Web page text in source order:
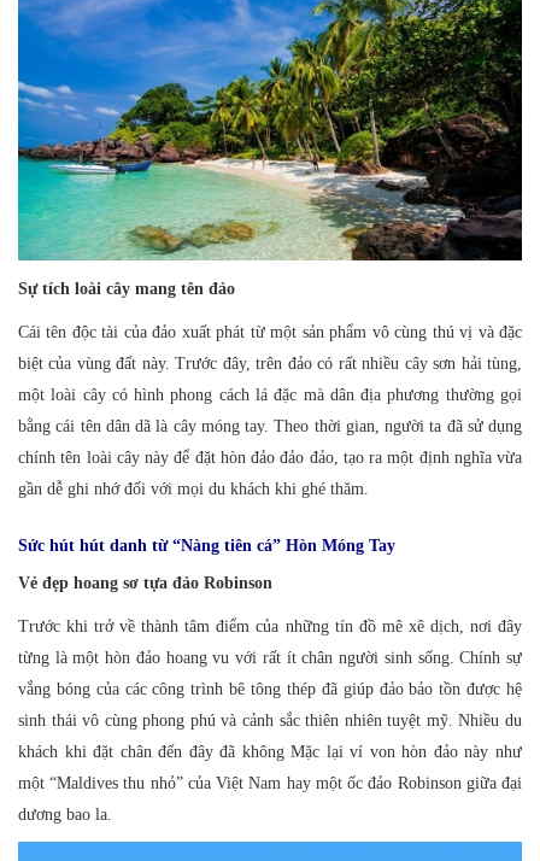
Sự tích loài cây mang tên đảo
Cái tên độc tài của đảo xuất phát từ một sản phẩm vô cùng thú vị và đặc
biệt của vùng đất này. Trước đây, trên đảo có rất nhiều cây sơn hải tùng,
một loài cây có hình phong cách lá đặc mà dân địa phương thường gọi
bằng cái tên dân dã là cây móng tay. Theo thời gian, người ta đã sử dụng
chính tên loài cây này để đặt hòn đảo đảo đảo, tạo ra một định nghĩa vừa
gần dễ ghi nhớ đối với mọi du khách khi ghé thăm.
Sức hút hút danh từ “Nàng tiên cá” Hòn Móng Tay
Vẻ đẹp hoang sơ tựa đảo Robinson
Trước khi trở về thành tâm điểm của những tín đồ mê xê dịch, nơi đây
từng là một hòn đảo hoang vu với rất ít chân người sinh sống. Chính sự
vắng bóng của các công trình bê tông thép đã giúp đảo bảo tồn được hệ
sinh thái vô cùng phong phú và cảnh sắc thiên nhiên tuyệt mỹ. Nhiều du
khách khi đặt chân đến đây đã không Mặc lại ví von hòn đảo này như
một “Maldives thu nhỏ” của Việt Nam hay một ốc đảo Robinson giữa đại
dương bao la.